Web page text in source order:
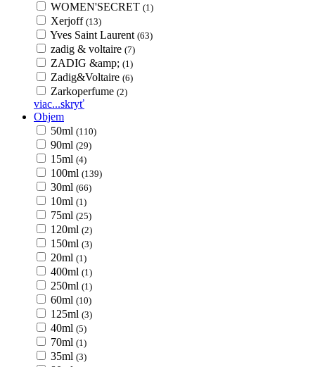
WOMEN'SECRET (1)
Xerjoff (13)
Yves Saint Laurent (63)
zadig & voltaire (7)
ZADIG &amp; (1)
Zadig&Voltaire (6)
Zarkoperfume (2)
viac...skryť
Objem
50ml (110)
90ml (29)
15ml (4)
100ml (139)
30ml (66)
10ml (1)
75ml (25)
120ml (2)
150ml (3)
20ml (1)
400ml (1)
250ml (1)
60ml (10)
125ml (3)
40ml (5)
70ml (1)
35ml (3)